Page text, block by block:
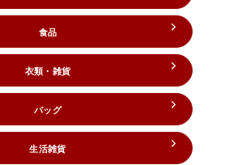
食品
衣類・雑貨
バッグ
生活雑貨